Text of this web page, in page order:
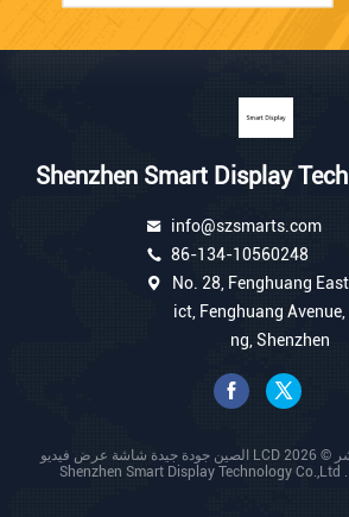
Shenzhen Smart Display
info@szsmarts.com
86-134-10560248
No. 28, Fenghuang
ict, Fenghuang Avenue,
ng, Shenzhen
الصين جودة جيدة شاشة عرض فيديو LCD المورد. حقوق الطبع والنشر © 2026